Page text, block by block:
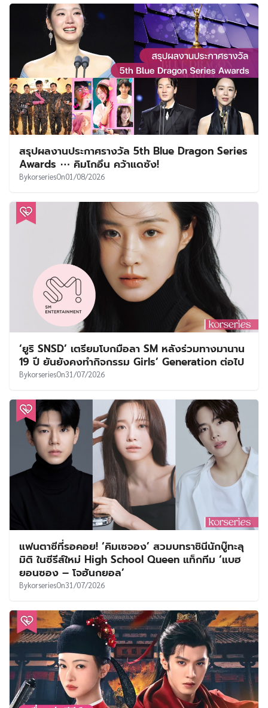
‘ชาอึนอู’ เดินหน้ายื่นอุทธรณ์กรมสรรพากร หลังชำระ
ภาษีย้อนหลังเต็มจำนวนไปเมื่อต้นปีที่ผ่านมา
SwarmOn02/08/2026
JYP Podcast ประเดิมรายการแรกจาก ‘3RACHA’
เตรียมแชร์แรงบันดาลใจและโมเมนต์พิเศษกับ STAY
บน Spotify 3 ส.ค.นี้
On 02/08/2026
สรุปผลงานประกาศรางวัล 5th Blue Dragon Series
Awards ⋯ คิมโกอึน คว้าแดซัง!
korseriesOn 01/08/2026
‘ยูริ SNSD’ เตรียมโบกมือลา SM หลังร่วมทางมานาน
19 ปี ยันยังคงทำกิจกรรม Girls’ Generation ต่อไป
BykorseriesOn 31/07/2026